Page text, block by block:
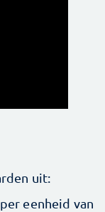
uit:
eenheid van